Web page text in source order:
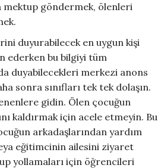
mektup göndermek, ölenleri
duyurabilecek en uygun kişi
ederken bu bilgiyi tüm
duyabilecekleri merkezi anons
sonra sınıfları tek tek dolaşın.
gidin. Ölen çocuğun
kaldırmak için acele etmeyin. Bu
arkadaşlarından yardım
eğitimcinin ailesini ziyaret
yollamaları için öğrencileri